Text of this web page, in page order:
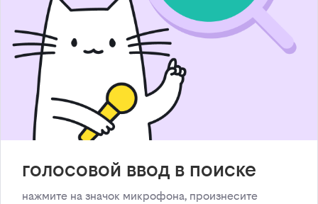
голосовой ввод в поиске
нажмите на значок микрофона, произнесите